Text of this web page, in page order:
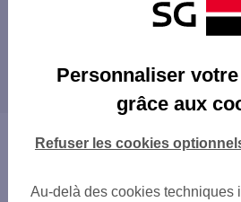
Les distributeurs/automates
CAEN 15 PL DE LA REPUBLIQUE
CAEN REPUBLIQUE
CAEN 59 RUE SAINT JEAN
CAEN 107 RUE DE FALAISE
CAEN LE PERICENTRE BAT A 27 AV
proximité
HÉROUVILLE-SAINT-CLAIR
Vous êtes ici : Accueil
Personnaliser
grâce aux
Au-delà des cookies techniques
Refuser les cookies